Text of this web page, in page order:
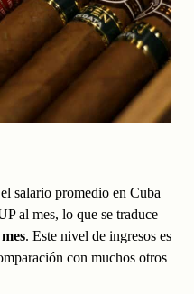
salario promedio en Cuba
al mes, lo que se traduce
. Este nivel de ingresos es
con muchos otros